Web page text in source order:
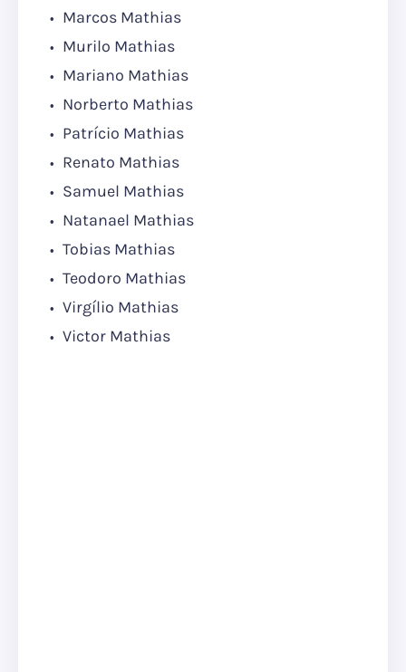
Marcos Mathias
Murilo Mathias
Mariano Mathias
Norberto Mathias
Patrício Mathias
Renato Mathias
Samuel Mathias
Natanael Mathias
Tobias Mathias
Teodoro Mathias
Virgílio Mathias
Victor Mathias